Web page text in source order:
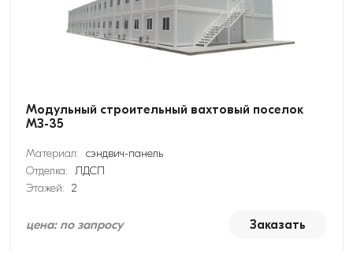
Модульный строительный вахтовый поселок
МЗ-35
Материал: сэндвич-панель
Отделка: ЛДСП
Этажей: 2
цена: по запросу Заказать